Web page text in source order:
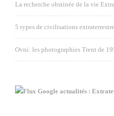
La recherche obstinée de la vie
5 types de civilisations
Ovni: les photographies Trent de
Google actualités :